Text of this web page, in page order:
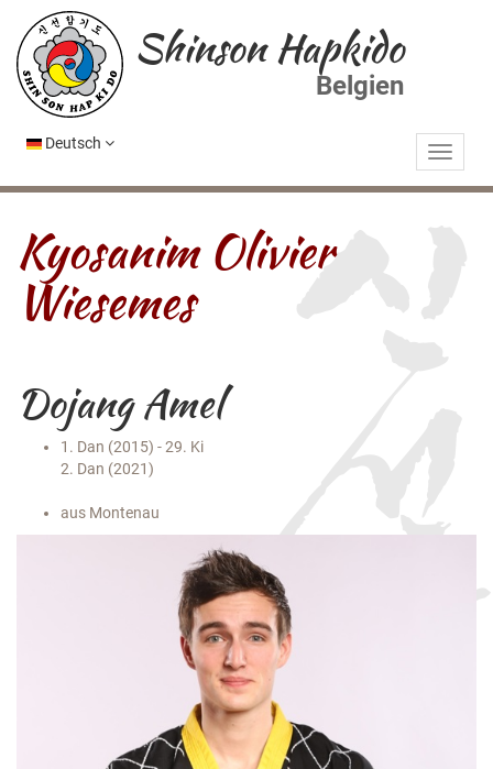
Shinson Hapkido
Belgien
Deutsch
Kyosanim Olivier
Wiesemes
Dojang Amel
1. Dan (2015) - 29. Ki
2. Dan (2021)
aus Montenau